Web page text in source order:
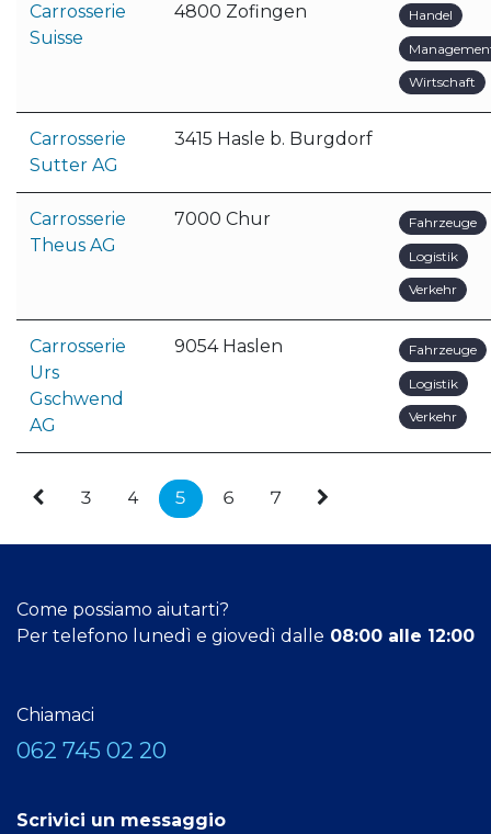
Carrosserie
Suisse
4800 Zofingen Handel
Wirtschaft
Carrosserie
Sutter AG
3415 Hasle b. Burgdorf
Carrosserie
Theus AG
7000 Chur Fahrzeuge
Logistik
Verkehr
Carrosserie
Urs
Gschwend
AG
9054 Haslen Fahrzeuge
Logistik
Verkehr
3 4 5 6 7
Come possiamo aiutarti?
Per telefono lunedì e giovedì dalle 08:00 alle 12:00
Chiamaci
062 745 02 20
Scrivici un messaggio